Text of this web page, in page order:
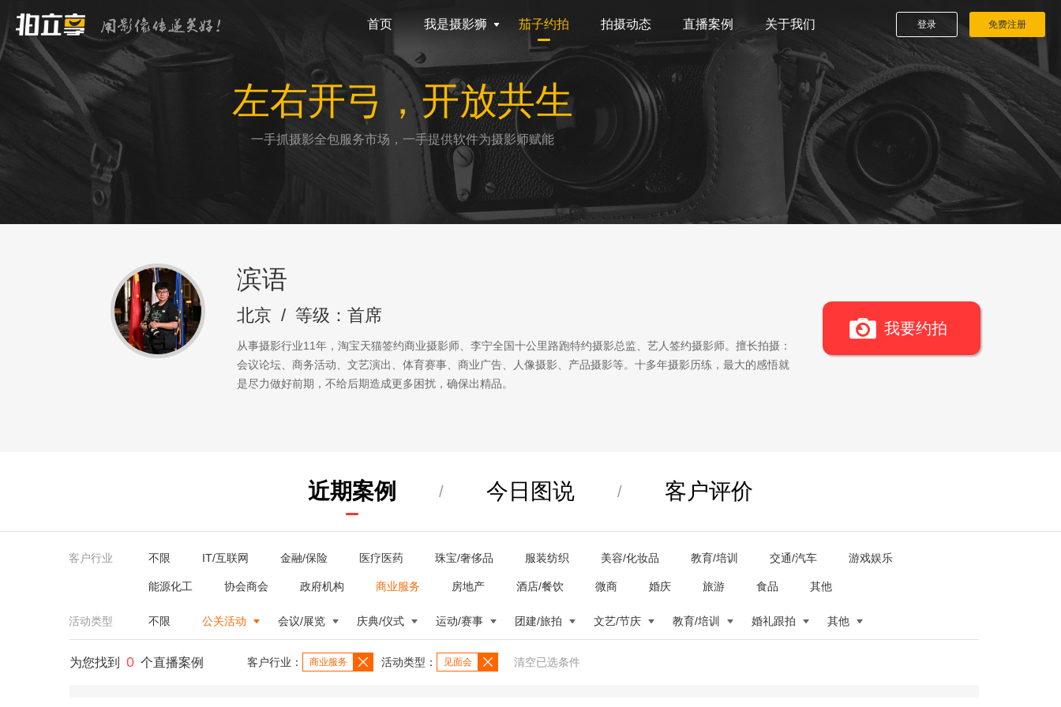
首页 我是摄影狮 茄子约拍 拍摄动态 直播案例 关于我们 登录 免费注册
左右开弓，开放共生
一手抓摄影全包服务市场，一手提供软件为摄影师赋能
滨语
北京 / 等级：首席
从事摄影行业11年，淘宝天猫签约商业摄影师、李宁全国十公里路跑特约摄影总监、艺人签约摄影师。擅长拍摄：
会议论坛、商务活动、文艺演出、体育赛事、商业广告、人像摄影、产品摄影等。十多年摄影历练，最大的感悟就
是尽力做好前期，不给后期造成更多困扰，确保出精品。
我要约拍
近期案例 / 今日图说 / 客户评价
客户行业 不限 IT/互联网 金融/保险 医疗医药 珠宝/奢侈品 服装纺织 美容/化妆品 教育/培训 交通/汽车 游戏娱乐
能源化工 协会商会 政府机构 商业服务 房地产 酒店/餐饮 微商 婚庆 旅游 食品 其他
活动类型 不限 公关活动 会议/展览 庆典/仪式 运动/赛事 团建/旅拍 文艺/节庆 教育/培训 婚礼跟拍 其他
为您找到 0 个直播案例 客户行业： 商业服务 活动类型： 见面会 清空已选条件